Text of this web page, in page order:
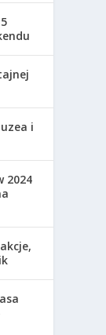
i
2024